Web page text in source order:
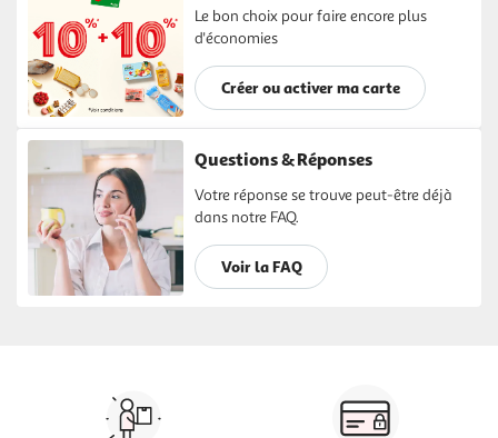
Le bon choix pour faire encore plus
d'économies
Créer ou activer ma carte
Questions & Réponses
Votre réponse se trouve peut-être déjà
dans notre FAQ.
Voir la FAQ